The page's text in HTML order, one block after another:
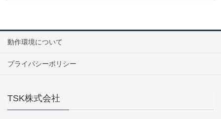
動作環境について
プライバシーポリシー
TSK株式会社